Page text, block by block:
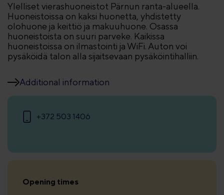
Ylelliset vierashuoneistot Pärnun ranta-alueella.
Huoneistoissa on kaksi huonetta, yhdistetty
olohuone ja keittiö ja makuuhuone. Osassa
huoneistoista on suuri parveke. Kaikissa
huoneistoissa on ilmastointi ja WiFi. Auton voi
pysäköidä talon alla sijaitsevaan pysäköintihalliin.
Additional information
+372 503 1406
Opening times